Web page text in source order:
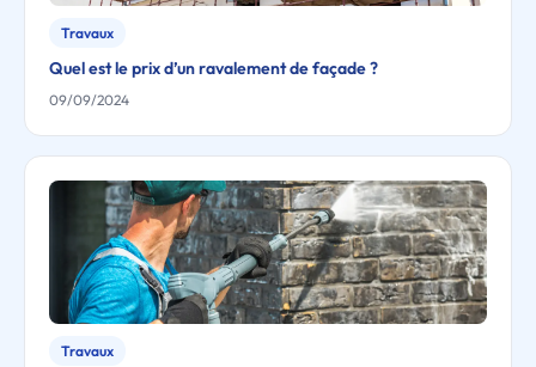
Travaux
Quel est le prix d’un ravalement de façade ?
09/09/2024
Travaux